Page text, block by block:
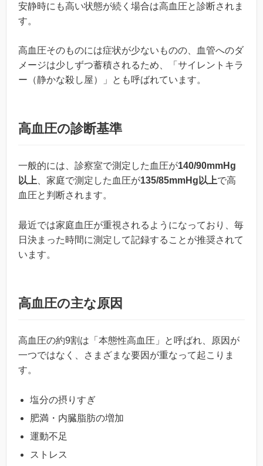
安静時にも高い状態が続く場合は高血圧と診断されま
す。
高血圧そのものには症状が少ないものの、血管へのダ
メージは少しずつ蓄積されるため、「サイレントキラ
ー（静かな殺し屋）」とも呼ばれています。
高血圧の診断基準
一般的には、診察室で測定した血圧が140/90mmHg
以上 、家庭で測定した血圧が135/85mmHg以上で高
血圧と判断されます。
最近では家庭血圧が重視されるようになっており、毎
日決まった時間に測定して記録することが推奨されて
います。
高血圧の主な原因
高血圧の約9割は「本態性高血圧」と呼ばれ、原因が
一つではなく、さまざまな要因が重なって起こりま
す。
塩分の摂りすぎ
肥満・内臓脂肪の増加
運動不足
ストレス